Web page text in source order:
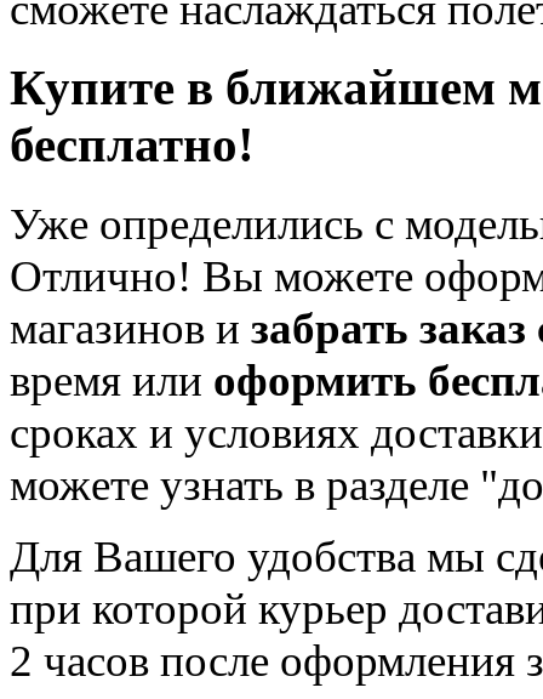
Купите в ближайшем
бесплатно!
Уже определились с
Отлично! Вы можете
магазинов и забрать
время или оформить
сроках и условиях
можете узнать в разделе
Для Вашего удобства мы
при которой курьер
2 часов после оформления